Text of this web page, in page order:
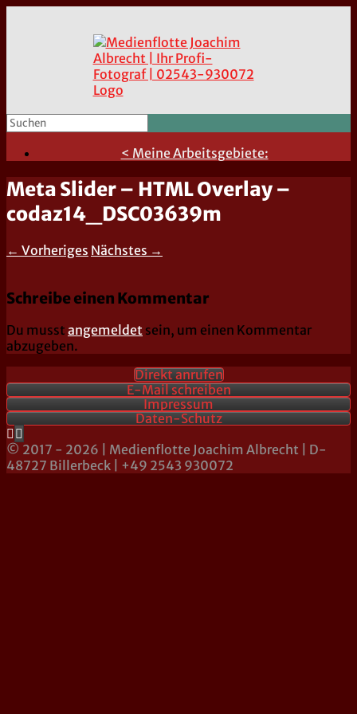
< Meine Arbeitsgebiete:
Meta Slider – HTML Overlay –
codaz14_DSC03639m
← Vorheriges Nächstes →
Schreibe einen Kommentar
Du musst angemeldet sein, um einen Kommentar
abzugeben.
Direkt anrufen
E-Mail schreiben
Impressum
Daten-Schutz
© 2017 - 2026 | Medienflotte Joachim Albrecht | D-
48727 Billerbeck | +49 2543 930072